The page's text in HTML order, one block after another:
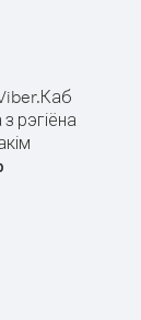
Каб
рэгіёна